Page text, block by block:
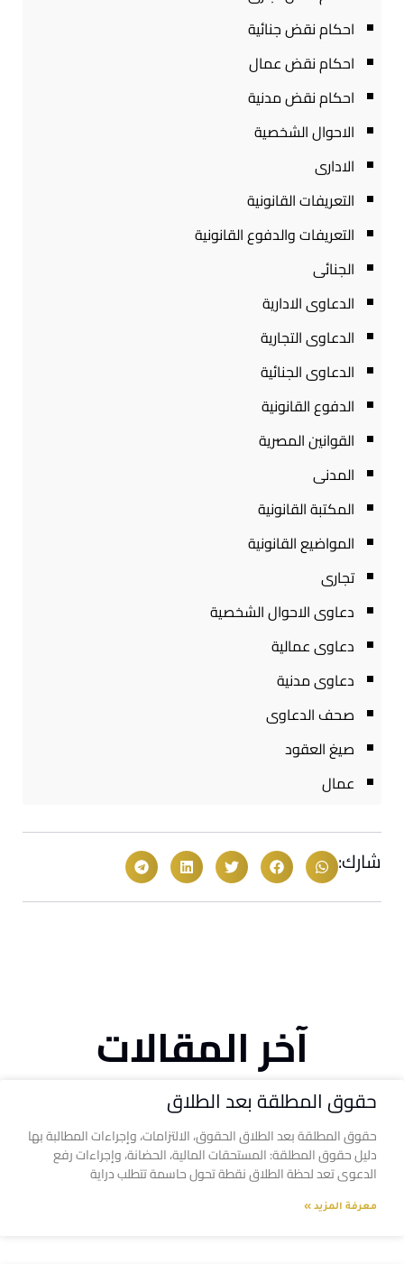
احكام نقض جنائية
احكام نقض عمال
احكام نقض مدنية
الاحوال الشخصية
الادارى
التعريفات القانونية
التعريفات والدفوع القانونية
الجنائى
الدعاوى الادارية
الدعاوى التجارية
الدعاوى الجنائية
الدفوع القانونية
القوانين المصرية
المدنى
المكتبة القانونية
المواضيع القانونية
تجارى
دعاوى الاحوال الشخصية
دعاوى عمالية
دعاوى مدنية
صحف الدعاوى
صيغ العقود
عمال
شارك:
آخر المقالات
حقوق المطلقة بعد الطلاق
حقوق المطلقة بعد الطلاق الحقوق، الالتزامات، وإجراءات المطالبة بها
دليل حقوق المطلقة: المستحقات المالية، الحضانة، وإجراءات رفع
الدعوى تعد لحظة الطلاق نقطة تحول حاسمة تتطلب دراية
معرفة المزيد »